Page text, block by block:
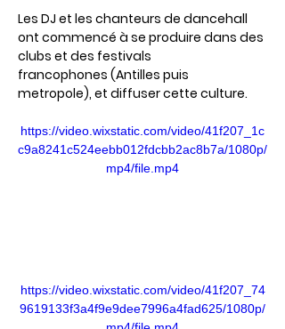
Les DJ et les chanteurs de dancehall
ont commencé à se produire dans des
clubs et des festivals
francophones (Antilles puis
metropole), et diffuser cette culture.
https://video.wixstatic.com/video/41f207_1c
c9a8241c524eebb012fdcbb2ac8b7a/1080p/
mp4/file.mp4
https://video.wixstatic.com/video/41f207_74
9619133f3a4f9e9dee7996a4fad625/1080p/